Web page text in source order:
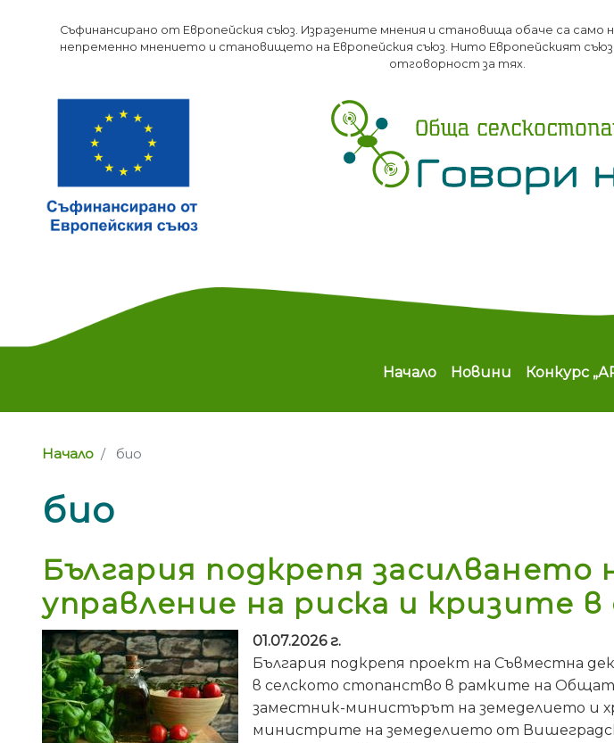
Съфинансирано от Европейския съюз. Изразените мнения и становища обаче са
непременно мнението и становището на Европейския съюз. Нито Европейският
отговорност за тях.
Main
Начало Новини Конкурс
Начало био
био
България подкрепя
управление на риска и кризите
01.07.2026 г.
България подкрепя проект на Съвместна
в селското стопанство в рамките на
заместник-министърът на земеделието и
министрите на земеделието от